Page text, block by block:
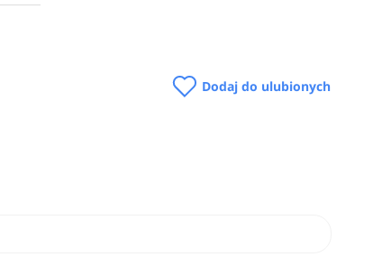
Dodaj do ulubionych